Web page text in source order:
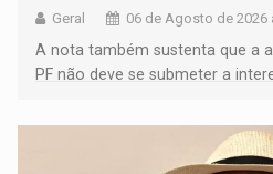
Geral 06 de Agosto de 2026
A nota também sustenta que a
PF não deve se submeter a